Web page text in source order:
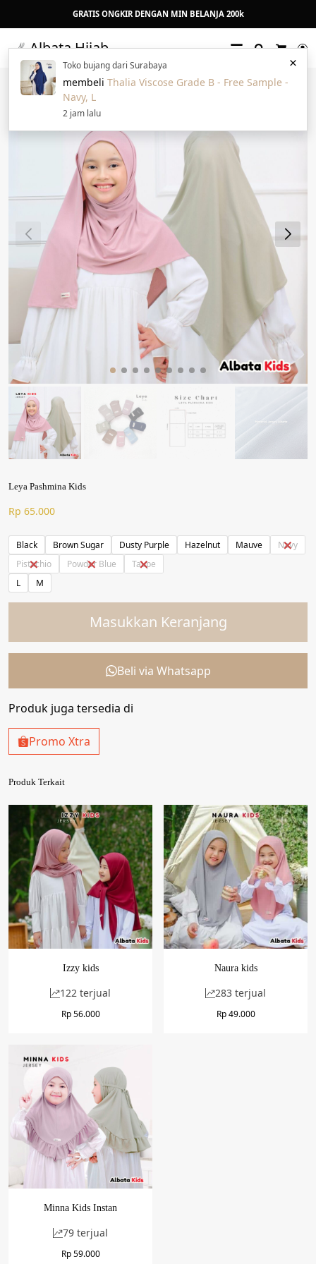
GRATIS ONGKIR DENGAN MIN BELANJA 200k
Albata Hijab
Search
Cart
Leya Pashmina Kids
Rp 65.000
Black Brown Sugar Dusty Purple Hazelnut Mauve
Navy
Pistachio
Powder Blue
Taupe
L
M
Masukkan Keranjang
Beli via Whatsapp
Produk juga tersedia di
Promo Xtra
Produk Terkait
Izzy kids
122 terjual
Rp56.000
Naura kids
283 terjual
Rp49.000
Minna Kids Instan
79 terjual
Rp59.000
×
Toko bujang dari Surabaya
membeli Thalia Viscose Grade B - Free Sample -
Navy, L
2 jam lalu